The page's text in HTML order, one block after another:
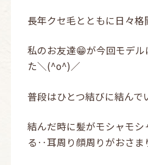
長年クセ毛とともに日々格
私のお友達😁が今回モデ
た＼(^o^)／
普段はひとつ結びに結んで
結んだ時に髪がモシャモシ
る‥耳周り顔周りがおさ